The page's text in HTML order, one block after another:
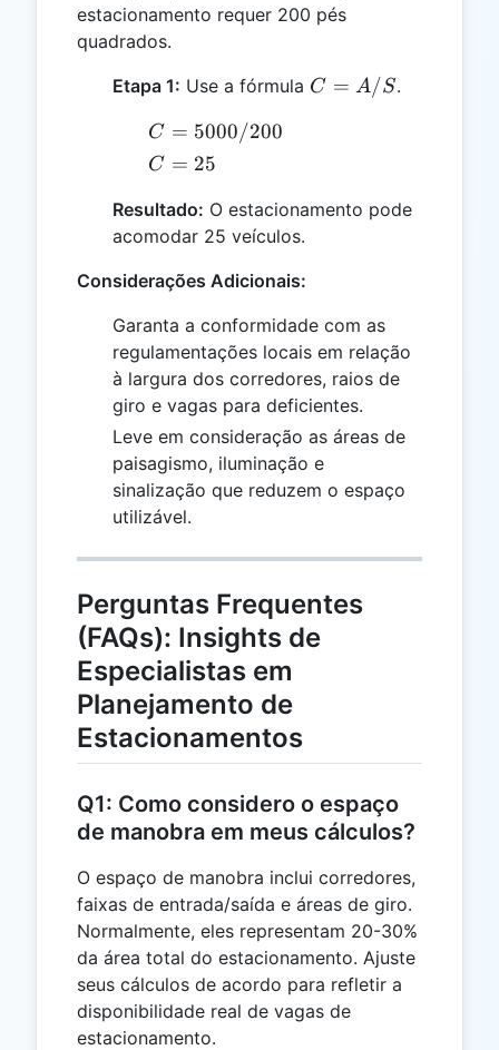
estacionamento requer 200 pés
quadrados.
Etapa 1: Use a fórmula C
C = A/S.
C =
5000
200
C = 5000/200
C
25
C = 25
Resultado: O estacionamento pode
acomodar 25 veículos.
Considerações Adicionais:
Garanta a conformidade com as
regulamentações locais em relação
à largura dos corredores, raios de
giro e vagas para deficientes.
Leve em consideração as áreas de
paisagismo, iluminação e
sinalização que reduzem o espaço
utilizável.
Perguntas Frequentes
(FAQs): Insights de
Especialistas em
Planejamento de
Estacionamentos
Q1: Como considero o espaço
de manobra em meus cálculos?
O espaço de manobra inclui corredores,
faixas de entrada/saída e áreas de giro.
Normalmente, eles representam 20-30%
da área total do estacionamento. Ajuste
seus cálculos de acordo para refletir a
disponibilidade real de vagas de
estacionamento.